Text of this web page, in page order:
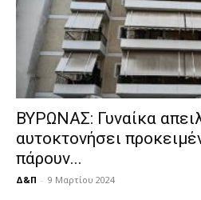
ΒΥΡΩΝΑΣ: Γυναίκα
αυτοκτονήσει
πάρουν...
Δ&Π - 9 Μαρτίου 2024